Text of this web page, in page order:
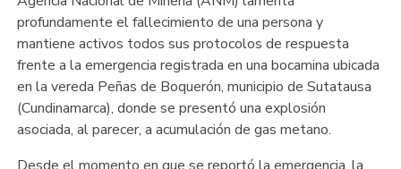
profundamente el fallecimiento de una persona y
mantiene activos todos sus protocolos de respuesta
frente a la emergencia registrada en una bocamina ubicada
en la vereda Peñas de Boquerón, municipio de Sutatausa
(Cundinamarca), donde se presentó una explosión
asociada, al parecer, a acumulación de gas metano.